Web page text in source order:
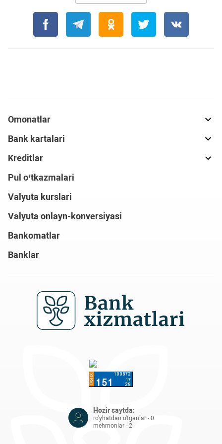
Omonatlar
Bank kartalari
Kreditlar
Pul o‘tkazmalari
Valyuta kurslari
Valyuta onlayn-konversiyasi
Bankomatlar
Banklar
Hozir saytda:
ro'yhatdan o'tganlar - 0
mehmonlar - 2